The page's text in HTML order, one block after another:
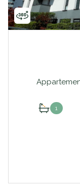
1